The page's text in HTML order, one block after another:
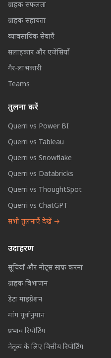
ग्राहक सफलता
ग्राहक सहायता
व्यावसायिक सेवाएँ
सलाहकार और एजेंसियाँ
गैर-लाभकारी
Teams
तुलना करें
Querri vs Power BI
Querri vs Tableau
Querri vs Snowflake
Querri vs Databricks
Querri vs ThoughtSpot
Querri vs ChatGPT
सभी तुलनाएँ देखें →
उदाहरण
सूचियाँ और नोट्स साफ़ करना
ग्राहक विभाजन
डेटा माइग्रेशन
मांग पूर्वानुमान
प्रभाव रिपोर्टिंग
नेतृत्व के लिए वित्तीय रिपोर्टिंग